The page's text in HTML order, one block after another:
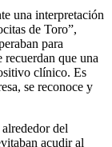
una interpretación
de Toro”,
para
recuerdan que una
clínico. Es
se reconoce y
del
acudir al